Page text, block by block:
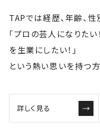
TAPでは経歴、年齢、
「プロの芸人になりた
を生業にしたい！」
という熱い思いを持つ
詳しく見る